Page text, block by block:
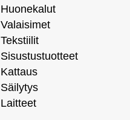
Huonekalut
Valaisimet
Tekstiilit
Sisustustuotteet
Kattaus
Säilytys
Laitteet